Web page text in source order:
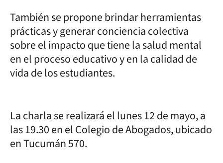
También se propone brindar herramientas
prácticas y generar conciencia colectiva
sobre el impacto que tiene la salud mental
en el proceso educativo y en la calidad de
vida de los estudiantes.
La charla se realizará el lunes 12 de mayo, a
las 19.30 en el Colegio de Abogados, ubicado
en Tucumán 570.